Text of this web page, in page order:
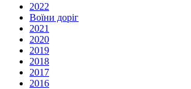
2022
Воїни доріг
2021
2020
2019
2018
2017
2016